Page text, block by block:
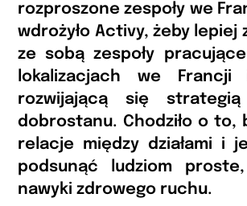
rozproszone zespoły we
wdrożyło Activy, żeby lepiej
ze sobą zespoły
lokalizacjach we
rozwijającą się
dobrostanu. Chodziło o to,
relacje między działami i
podsunąć ludziom
nawyki zdrowego ruchu.